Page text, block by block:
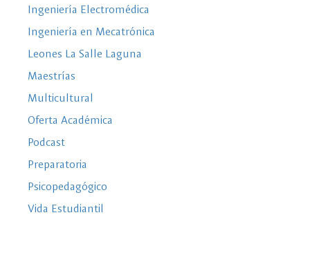
Ingeniería Electromédica
Ingeniería en Mecatrónica
Leones La Salle Laguna
Maestrías
Multicultural
Oferta Académica
Podcast
Preparatoria
Psicopedagógico
Vida Estudiantil